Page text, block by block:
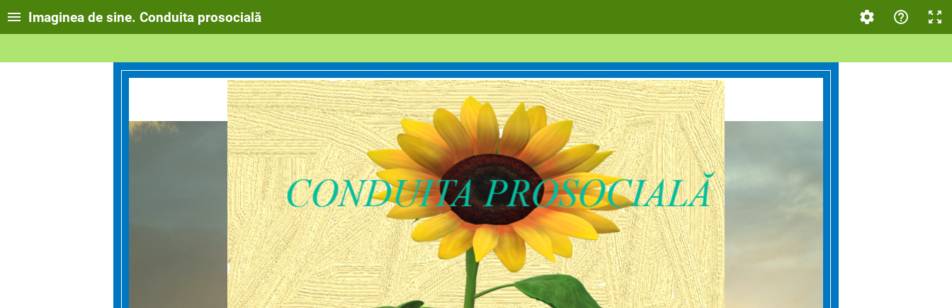
Imaginea de sine. Conduita prosocială